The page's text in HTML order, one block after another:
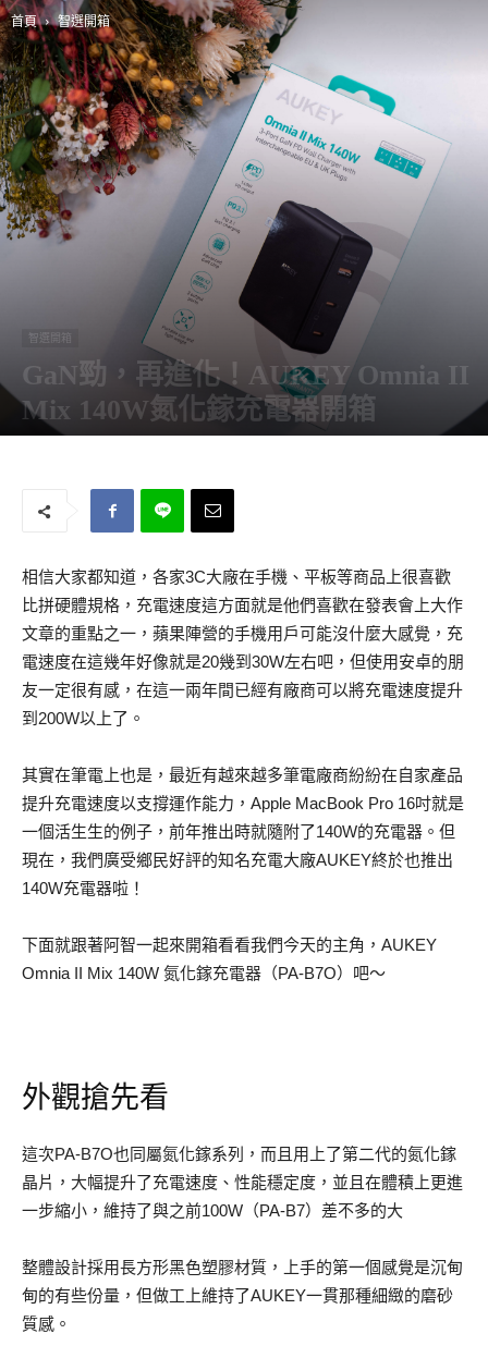
首頁 智選開箱
智選開箱
GaN勁，再進化！AUKEY Omnia II
Mix 140W氮化鎵充電器開箱
相信大家都知道，各家3C大廠在手機、平板等商品上很喜歡
比拼硬體規格，充電速度這方面就是他們喜歡在發表會上大作
文章的重點之一，蘋果陣營的手機用戶可能沒什麼大感覺，充
電速度在這幾年好像就是20幾到30W左右吧，但使用安卓的朋
友一定很有感，在這一兩年間已經有廠商可以將充電速度提升
到200W以上了。
其實在筆電上也是，最近有越來越多筆電廠商紛紛在自家產品
提升充電速度以支撐運作能力，Apple MacBook Pro 16吋就是
一個活生生的例子，前年推出時就隨附了140W的充電器。但
現在，我們廣受鄉民好評的知名充電大廠AUKEY終於也推出
140W充電器啦！
下面就跟著阿智一起來開箱看看我們今天的主角，AUKEY
Omnia II Mix 140W 氮化鎵充電器（PA-B7O）吧～
外觀搶先看
這次PA-B7O也同屬氮化鎵系列，而且用上了第二代的氮化鎵
晶片，大幅提升了充電速度、性能穩定度，並且在體積上更進
一步縮小，維持了與之前100W（PA-B7）差不多的大
整體設計採用長方形黑色塑膠材質，上手的第一個感覺是沉甸
甸的有些份量，但做工上維持了AUKEY一貫那種細緻的磨砂
質感。